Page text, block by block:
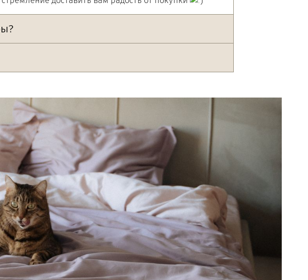
корзины хранятся в «знаменитых» файлах
браузер, то именно в нём и будет храниться
окажется пустой.
Это может занять от 2 до 7 календарных дней, в
дате, то имеется возможность оформить срочный
дня и оперативно отправим его или подготовим к
Чтобы оформить срочный заказ отметьте